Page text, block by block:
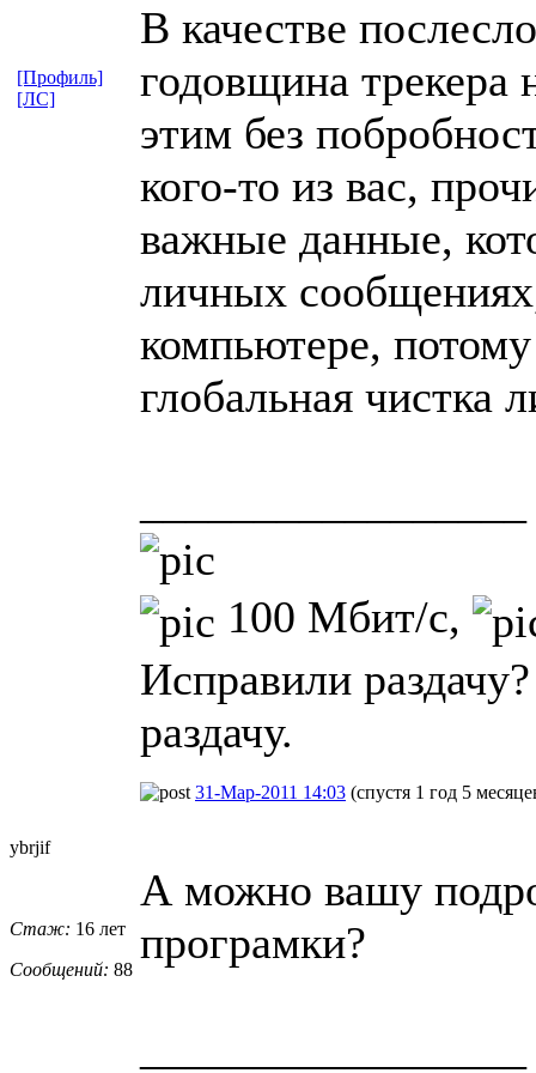
В качестве
годовщина трекера
этим без
кого-то из вас,
важные данные,
личных
компьютере,
глобальная чистка
100 Мбит/с,
Исправили
раздачу.
[Профиль]
[ЛС]
ybrjif
Стаж: 16 лет
Сообщений: 88
31-Мар-2011 14:03 (спустя 1 год 5
А можно вашу
програмки?